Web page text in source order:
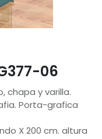
06
chapa y varilla.
Porta-grafica
X 200 cm. altura